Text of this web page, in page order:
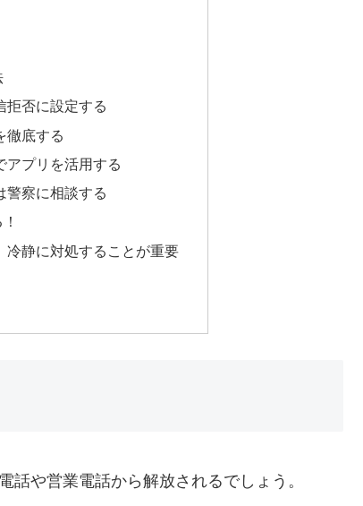
拒否に設定する
徹底する
アプリを活用する
警察に相談する
冷静に対処することが重要
や営業電話から解放されるでしょう。